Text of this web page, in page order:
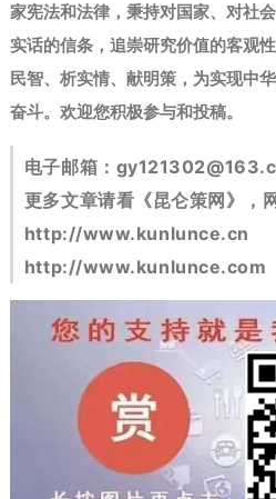
家宪法和法律，秉持对国家、对社
实话的信条，追崇研究价值的客观
民智、析实情、献明策，为实现中
奋斗。 欢迎您积极参与和投稿。
电子邮箱：
更多文章请看《昆仑策网》，
http://www.kunlunce.cn
http://www.kunlunce.com